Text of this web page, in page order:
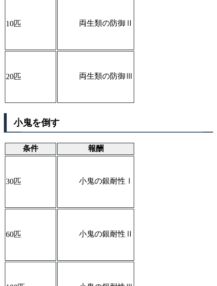
10匹 両生類の防御Ⅱ
20匹 両生類の防御Ⅲ
小鬼を倒す
条件 報酬
30匹 小鬼の銀耐性Ⅰ
60匹 小鬼の銀耐性Ⅱ